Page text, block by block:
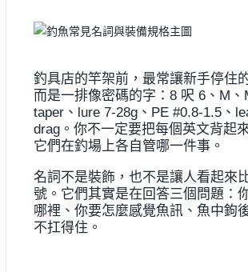
釣具店的竿架前，最常讓新手停住
而是一排像密碼的字：8 呎 6、M、
taper、lure 7-28g、PE #0.8-1.5、
drag。你不一定要把每個英文背起
它們在釣場上各自管哪一件事。
名詞不是裝飾，也不是讓人看起來
號。它們其實是在回答三個問題：
哪裡、你要怎麼感覺魚訊、魚中鉤
不扛得住。